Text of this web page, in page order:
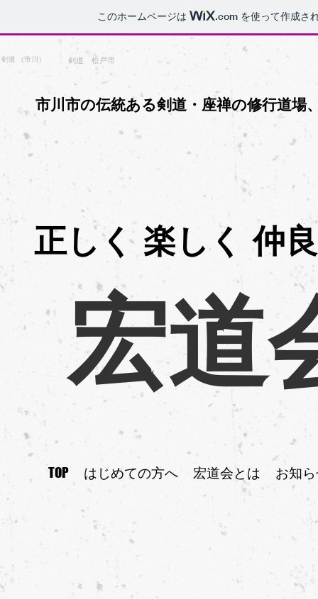
このホームページは .com を使って作成さ
​剣道 （市川） ​剣道 松戸市
市川市の伝統ある剣道・座禅の修行道場
正しく 楽しく 仲
宏道
TOP はじめての方へ 宏道会とは お知